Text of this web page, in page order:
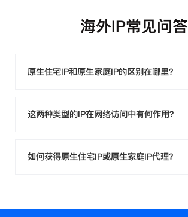
海外IP常见问答
原生住宅IP和原生家庭IP的区别在哪里？
这两种类型的IP在网络访问中有何作用？
如何获得原生住宅IP或原生家庭IP代理？